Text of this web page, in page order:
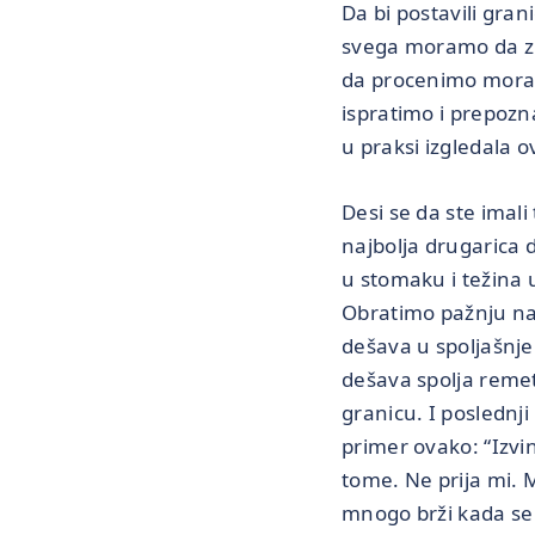
Da bi postavili
svega moramo da
da procenimo
ispratimo i
u praksi izgledala
Desi se da ste
najbolja drugarica
u stomaku i težina
Obratimo pažnju
dešava u
dešava spolja
granicu. I
primer ovako:
tome. Ne prija mi.
mnogo brži kada